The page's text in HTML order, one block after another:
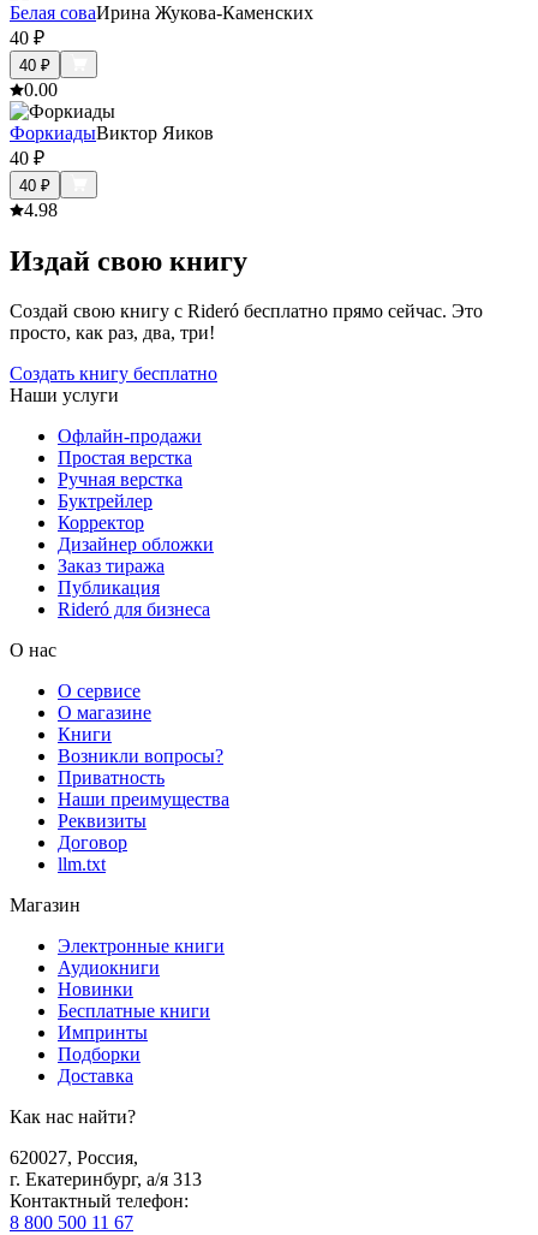
Белая соваИрина Жукова-Каменских
40 ₽
40 ₽
0.00
ФоркиадыВиктор Яиков
40 ₽
40 ₽
4.98
Издай свою книгу
Создай свою книгу с Rideró бесплатно прямо сейчас. Это
просто, как раз, два, три!
Создать книгу бесплатно
Наши услуги
Офлайн-продажи
Простая верстка
Ручная верстка
Буктрейлер
Корректор
Дизайнер обложки
Заказ тиража
Публикация
Rideró для бизнеса
О нас
О сервисе
О магазине
Книги
Возникли вопросы?
Приватность
Наши преимущества
Реквизиты
Договор
llm.txt
Магазин
Электронные книги
Аудиокниги
Новинки
Бесплатные книги
Импринты
Подборки
Доставка
Как нас найти?
620027, Россия,
г. Екатеринбург, а/я 313
Контактный телефон:
8 800 500 11 67